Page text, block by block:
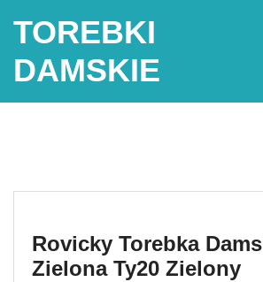
TOREBKI
DAMSKIE
Rovicky Torebka
Zielona Ty20 Zielony